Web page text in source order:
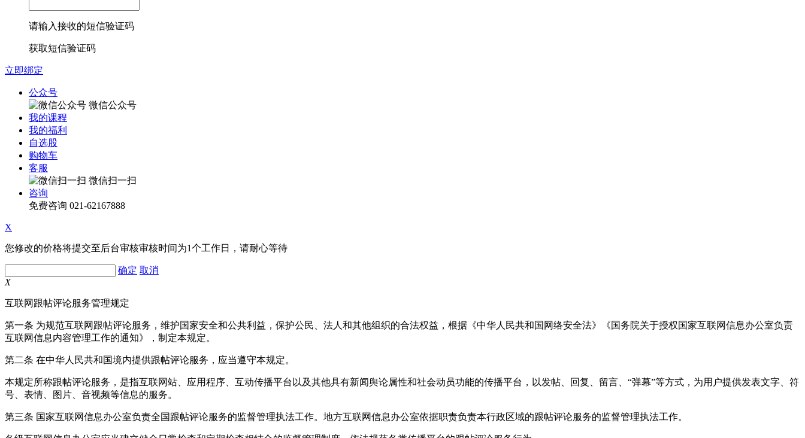
请输入接收的短信验证码
获取短信验证码
立即绑定
公众号
微信公众号
我的课程
我的福利
自选股
购物车
客服
微信扫一扫
咨询
免费咨询 021-62167888
X
您修改的价格将提交至后台审核审核时间为1个工作日，请耐心等待
确定 取消
X
互联网跟帖评论服务管理规定
第一条 为规范互联网跟帖评论服务，维护国家安全和公共利益，保护公民、法人和其他组织的合法权益，根据《中华人民共和国网络安全法》《国务院关于授权国家互联网信息办公室负责
互联网信息内容管理工作的通知》，制定本规定。
第二条 在中华人民共和国境内提供跟帖评论服务，应当遵守本规定。
本规定所称跟帖评论服务，是指互联网站、应用程序、互动传播平台以及其他具有新闻舆论属性和社会动员功能的传播平台，以发帖、回复、留言、“弹幕”等方式，为用户提供发表文字、符
号、表情、图片、音视频等信息的服务。
第三条 国家互联网信息办公室负责全国跟帖评论服务的监督管理执法工作。地方互联网信息办公室依据职责负责本行政区域的跟帖评论服务的监督管理执法工作。